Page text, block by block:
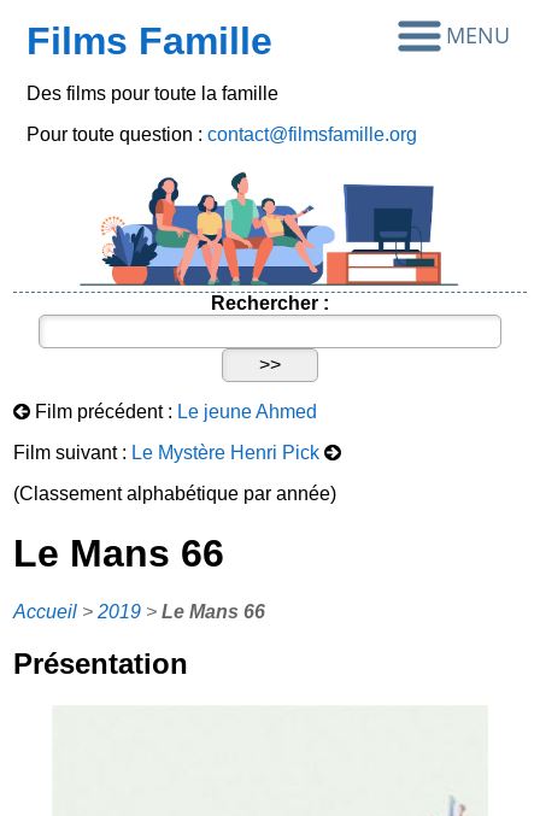
Films Famille
Des films pour toute la famille
Pour toute question :contact@filmsfamille.org
Rechercher :
Film précédent : Le jeune Ahmed
Film suivant : Le Mystère Henri Pick
(Classement alphabétique par année)
Le Mans 66
Accueil >2019 >Le Mans 66
Présentation